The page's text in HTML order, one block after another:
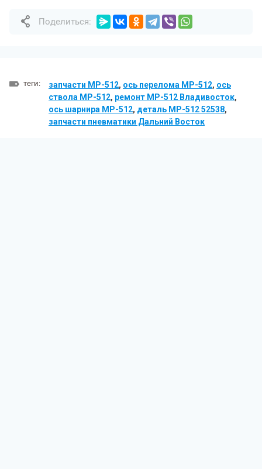
Поделиться:
теги: запчасти МР-512, ось перелома МР-512, ось
ствола МР-512, ремонт МР-512 Владивосток,
ось шарнира МР-512, деталь МР-512 52538,
запчасти пневматики Дальний Восток